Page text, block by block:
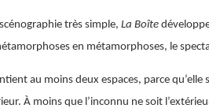
très simple,La Boîte
en métamorphoses, le
au moins deux espaces, parce qu’elle
À moins que l’inconnu ne soit